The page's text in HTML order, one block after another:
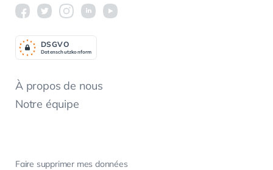
À propos de nous
Notre équipe
Faire supprimer mes données
Datenschutzkonform
DSGVO